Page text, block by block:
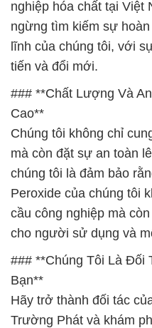
nghiệp hóa chất tại Việt
ngừng tìm kiếm sự
lĩnh của chúng tôi, với
tiến và đổi mới.
### **Chất Lượng Và
Cao**
Chúng tôi không chỉ
mà còn đặt sự an toàn
chúng tôi là đảm bảo
Peroxide của chúng tôi
cầu công nghiệp mà
cho người sử dụng và
### **Chúng Tôi Là Đối
Bạn**
Hãy trở thành đối tác
Trường Phát và khám